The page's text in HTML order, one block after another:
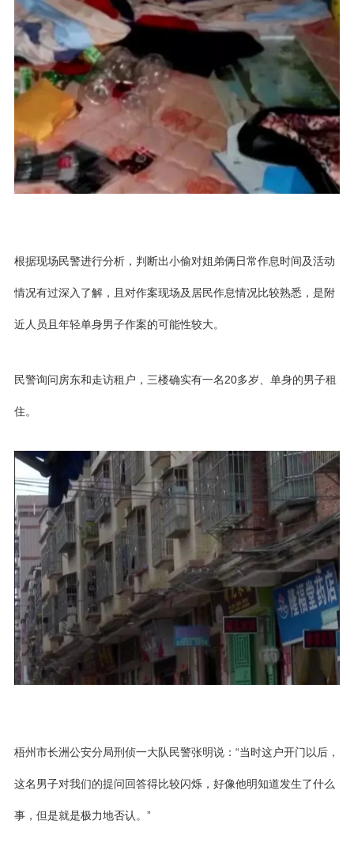
根据现场民警进行分析，判断出小偷对姐弟俩日常作息时间及活动
情况有过深入了解，且对作案现场及居民作息情况比较熟悉，是附
近人员且年轻单身男子作案的可能性较大。
民警询问房东和走访租户，三楼确实有一名20多岁、单身的男子租
住。
梧州市长洲公安分局刑侦一大队民警张明说：“当时这户开门以后，
这名男子对我们的提问回答得比较闪烁，好像他明知道发生了什么
事，但是就是极力地否认。”